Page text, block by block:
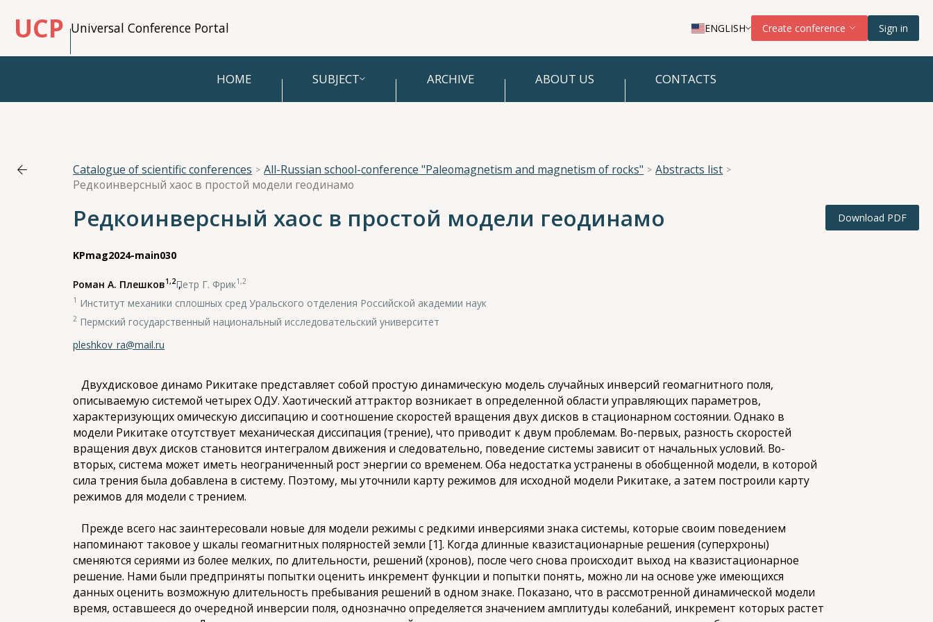
UCP Universal Conference Portal ENGLISH Create conference Sign in
HOME SUBJECT ARCHIVE ABOUT US CONTACTS
Catalogue of scientific conferences All-Russian school-conference "Paleomagnetism and magnetism of rocks"
Abstracts list
Редкоинверсный хаос в простой модели геодинамо
Редкоинверсный хаос в простой модели геодинамо
KPmag2024-main030
Роман А. Плешков1,2,
Петр Г. Фрик1,2
1 Институт механики сплошных сред Уральского отделения Российской академии наук
2 Пермский государственный национальный исследовательский университет
pleshkov_ra@mail.ru
Двухдисковое динамо Рикитаке представляет собой простую динамическую модель случайных инверсий геомагнитного поля,
описываемую системой четырех ОДУ. Хаотический аттрактор возникает в определенной области управляющих параметров,
характеризующих омическую диссипацию и соотношение скоростей вращения двух дисков в стационарном состоянии. Однако в
модели Рикитаке отсутствует механическая диссипация (трение), что приводит к двум проблемам. Во-первых, разность скоростей
вращения двух дисков становится интегралом движения и следовательно, поведение системы зависит от начальных условий. Во-
вторых, система может иметь неограниченный рост энергии со временем. Оба недостатка устранены в обобщенной модели, в которой
сила трения была добавлена в систему. Поэтому, мы уточнили карту режимов для исходной модели Рикитаке, а затем построили карту
режимов для модели с трением.
Прежде всего нас заинтересовали новые для модели режимы с редкими инверсиями знака системы, которые своим поведением
напоминают таковое у шкалы геомагнитных полярностей земли [1]. Когда длинные квазистационарные решения (суперхроны)
сменяются сериями из более мелких, по длительности, решений (хронов), после чего снова происходит выход на квазистационарное
решение. Нами были предприняты попытки оценить инкремент функции и попытки понять, можно ли на основе уже имеющихся
данных оценить возможную длительность пребывания решений в одном знаке. Показано, что в рассмотренной динамической модели
время, оставшееся до очередной инверсии поля, однозначно определяется значением амплитуды колебаний, инкремент которых растет
Download PDF